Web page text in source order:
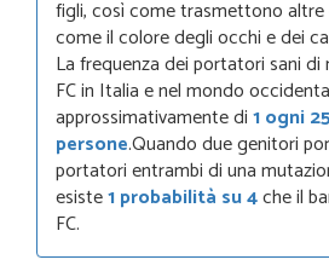
figli, così come trasmettono
come il colore degli occhi e dei
La frequenza dei portatori sani
FC in Italia e nel mondo
approssimativamente di1 ogni
persone.Quando due genitori
portatori entrambi di una
esiste1 probabilità su 4che il
FC.